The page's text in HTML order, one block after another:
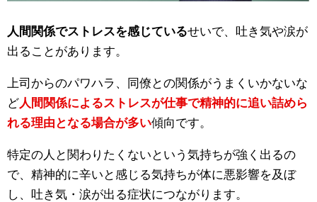
人間関係でストレスを感じているせいで、吐き気や涙が
出ることがあります。
上司からのパワハラ、同僚との関係がうまくいかないな
ど人間関係によるストレスが仕事で精神的に追い詰めら
れる理由となる場合が多い傾向です。
特定の人と関わりたくないという気持ちが強く出るの
で、精神的に辛いと感じる気持ちが体に悪影響を及ぼ
し、吐き気・涙が出る症状につながります。